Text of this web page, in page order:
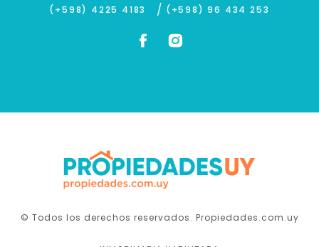
(+598) 4225 4183 / (+598) 96 434 253
© Todos los derechos reservados. Propiedades.com.uy